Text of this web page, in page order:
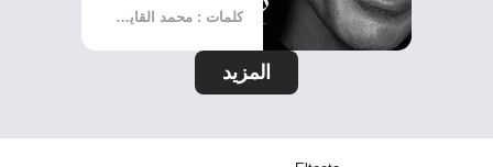
كلمات : محمد القاياتي
المزيد